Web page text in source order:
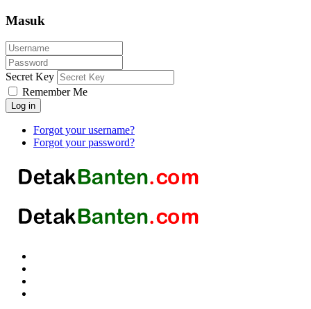
Masuk
Secret Key
Remember Me
Log in
Forgot your username?
Forgot your password?